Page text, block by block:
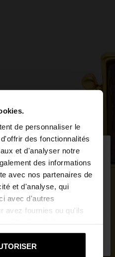
de personnaliser le
des fonctionnalités
et d'analyser notre
des informations
avec nos partenaires de
et d'analyse, qui
avec d'autres
avez fournies ou qu'ils
×
Belgique. Voulez-vous
States?